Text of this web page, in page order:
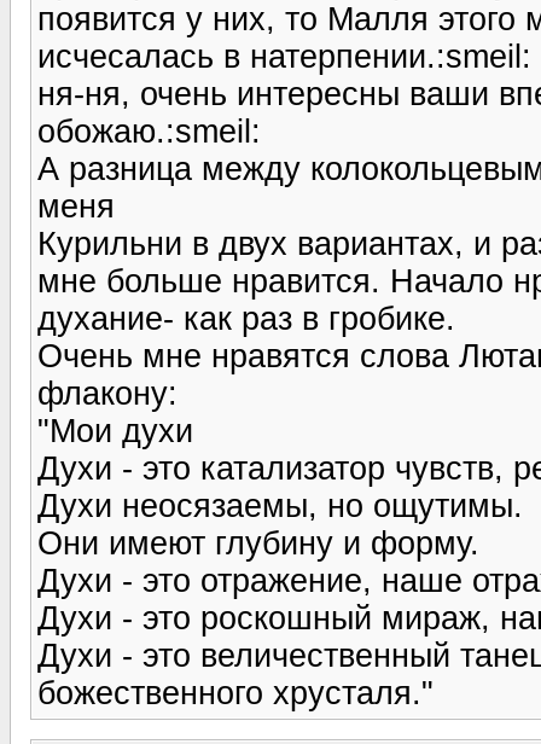
появится у них, то Малля
исчесалась в натерпении.:smeil:
ня-ня, очень интересны ваши
обожаю.:smeil:
А разница между
меня
Курильни в двух вариантах, и
мне больше нравится. Начало
духание- как раз в гробике.
Очень мне нравятся слова
флакону:
"Мои духи
Духи - это катализатор чувств,
Духи неосязаемы, но ощутимы.
Они имеют глубину и форму.
Духи - это отражение, наше
Духи - это роскошный мираж,
Духи - это величественный
божественного хрусталя."